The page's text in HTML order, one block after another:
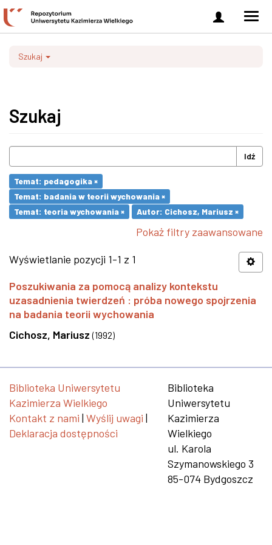
Zaloguj
się
Szukaj
Szukaj
Idź
Temat: pedagogika ×
Temat: badania w teorii wychowania ×
Temat: teoria wychowania ×
Autor: Cichosz, Mariusz ×
Pokaż filtry zaawansowane
Wyświetlanie pozycji 1-1 z 1
Poszukiwania za pomocą analizy kontekstu
uzasadnienia twierdzeń : próba nowego spojrzenia
na badania teorii wychowania
Cichosz, Mariusz (1992)
Biblioteka Uniwersytetu
Kazimierza Wielkiego
Kontakt z nami | Wyślij uwagi |
Deklaracja dostępności
Biblioteka
Uniwersytetu
Kazimierza
Wielkiego
ul. Karola
Szymanowskiego 3
85-074 Bydgoszcz